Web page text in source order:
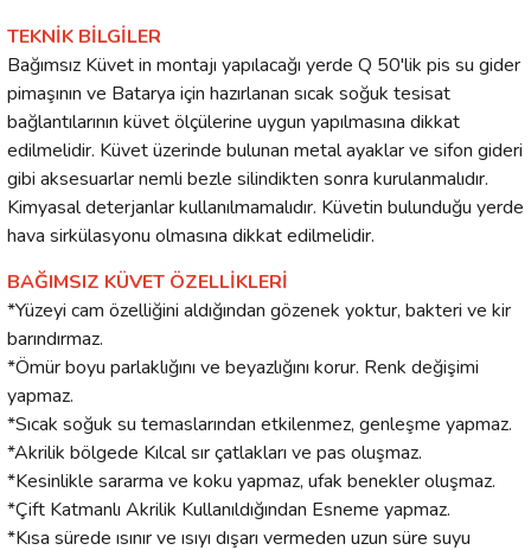
TEKNİK BİLGİLER
Bağımsız Küvet in montajı yapılacağı yerde Q 50'lik pis su gider
pimaşının ve Batarya için hazırlanan sıcak soğuk tesisat
bağlantılarının küvet ölçülerine uygun yapılmasına dikkat
edilmelidir. Küvet üzerinde bulunan metal ayaklar ve sifon gideri
gibi aksesuarlar nemli bezle silindikten sonra kurulanmalıdır.
Kimyasal deterjanlar kullanılmamalıdır. Küvetin bulunduğu yerde
hava sirkülasyonu olmasına dikkat edilmelidir.
BAĞIMSIZ KÜVET ÖZELLİKLERİ
*Yüzeyi cam özelliğini aldığından gözenek yoktur, bakteri ve kir
barındırmaz.
*Ömür boyu parlaklığını ve beyazlığını korur. Renk değişimi
yapmaz.
*Sıcak soğuk su temaslarından etkilenmez, genleşme yapmaz.
*Akrilik bölgede Kılcal sır çatlakları ve pas oluşmaz.
*Kesinlikle sararma ve koku yapmaz, ufak benekler oluşmaz.
*Çift Katmanlı Akrilik Kullanıldığından Esneme yapmaz.
*Kısa sürede ısınır ve ısıyı dışarı vermeden uzun süre suyu